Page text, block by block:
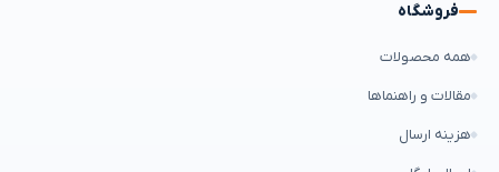
فروشگاه
همه محصولات
مقالات و راهنماها
هزینه ارسال